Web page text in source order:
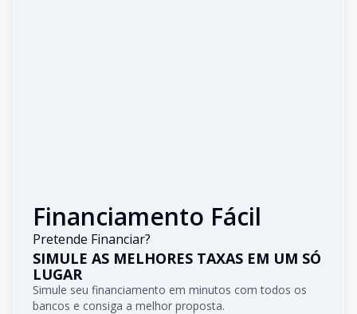
Financiamento Fácil
Pretende Financiar?
SIMULE AS MELHORES TAXAS EM UM SÓ
LUGAR
Simule seu financiamento em minutos com todos os
bancos e consiga a melhor proposta.